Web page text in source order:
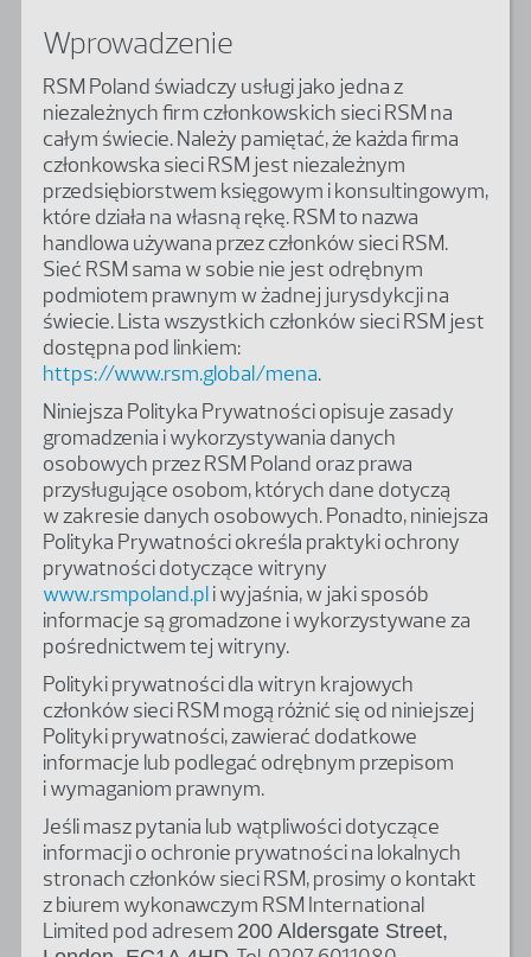
Wprowadzenie
RSM Poland świadczy usługi jako jedna z
niezależnych firm członkowskich sieci RSM na
całym świecie. Należy pamiętać, że każda firma
członkowska sieci RSM jest niezależnym
przedsiębiorstwem księgowym i konsultingowym,
które działa na własną rękę. RSM to nazwa
handlowa używana przez członków sieci RSM.
Sieć RSM sama w sobie nie jest odrębnym
podmiotem prawnym w żadnej jurysdykcji na
świecie. Lista wszystkich członków sieci RSM jest
dostępna pod linkiem:
https://www.rsm.global/mena.
Niniejsza Polityka Prywatności opisuje zasady
gromadzenia i wykorzystywania danych
osobowych przez RSM Poland oraz prawa
przysługujące osobom, których dane dotyczą
w zakresie danych osobowych. Ponadto, niniejsza
Polityka Prywatności określa praktyki ochrony
prywatności dotyczące witryny
www.rsmpoland.pli wyjaśnia, w jaki sposób
informacje są gromadzone i wykorzystywane za
pośrednictwem tej witryny.
Polityki prywatności dla witryn krajowych
członków sieci RSM mogą różnić się od niniejszej
Polityki prywatności, zawierać dodatkowe
informacje lub podlegać odrębnym przepisom
i wymaganiom prawnym.
Jeśli masz pytania lub wątpliwości dotyczące
informacji o ochronie prywatności na lokalnych
stronach członków sieci RSM, prosimy o kontakt
z biurem wykonawczym RSM International
Limited pod adresem 200 Aldersgate Street,